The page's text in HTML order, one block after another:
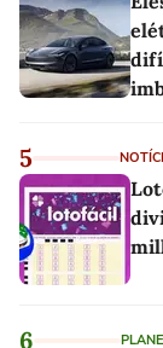
5
6